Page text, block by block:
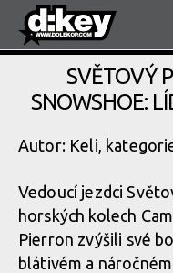
SVĚTOVÝ
SNOWSHOE:
Autor: Keli,
Vedoucí jezdci
horských kolech
Pierron zvýšili své
blátivém a